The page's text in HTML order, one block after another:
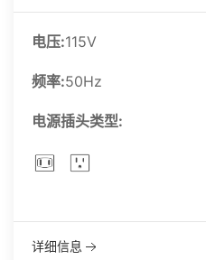
电压:115V
频率:50Hz
电源插头类型:
详细信息